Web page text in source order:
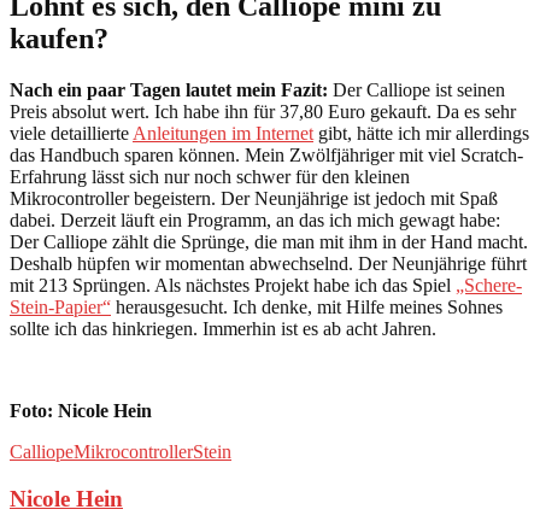
Lohnt es sich, den Calliope mini zu
kaufen?
Nach ein paar Tagen lautet mein Fazit: Der Calliope ist seinen
Preis absolut wert. Ich habe ihn für 37,80 Euro gekauft. Da es sehr
viele detaillierte Anleitungen im Internet gibt, hätte ich mir allerdings
das Handbuch sparen können. Mein Zwölfjähriger mit viel Scratch-
Erfahrung lässt sich nur noch schwer für den kleinen
Mikrocontroller begeistern. Der Neunjährige ist jedoch mit Spaß
dabei. Derzeit läuft ein Programm, an das ich mich gewagt habe:
Der Calliope zählt die Sprünge, die man mit ihm in der Hand macht.
Deshalb hüpfen wir momentan abwechselnd. Der Neunjährige führt
mit 213 Sprüngen. Als nächstes Projekt habe ich das Spiel „Schere-
Stein-Papier“ herausgesucht. Ich denke, mit Hilfe meines Sohnes
sollte ich das hinkriegen. Immerhin ist es ab acht Jahren.
Foto: Nicole Hein
CalliopeMikrocontrollerStein
Nicole Hein